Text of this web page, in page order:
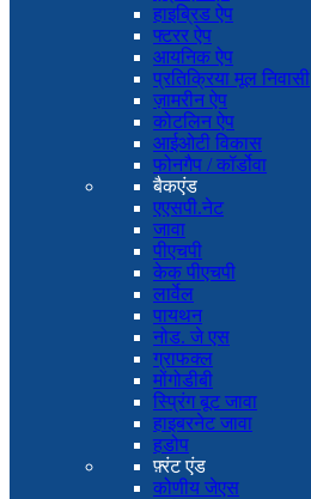
हाइब्रिड ऐप
फ्टरर ऐप
आयनिक ऐप
प्रतिक्रिया मूल निवासी
ज़ामरीन ऐप
कोटलिन ऐप
आईओटी विकास
फोनगैप / कॉर्डोवा
बैकएंड
एएसपी.नेट
जावा
पीएचपी
केक पीएचपी
लार्वेल
पायथन
नोड. जे एस
ग्राफक्ल
मोंगोडीबी
स्प्रिंग बूट जावा
हाइबरनेट जावा
हडोप
फ़्रंट एंड
कोणीय जेएस